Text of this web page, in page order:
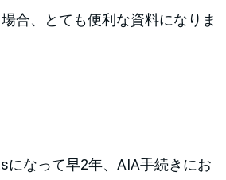
合、とても便利な資料になりま
になって早2年、AIA手続きにお